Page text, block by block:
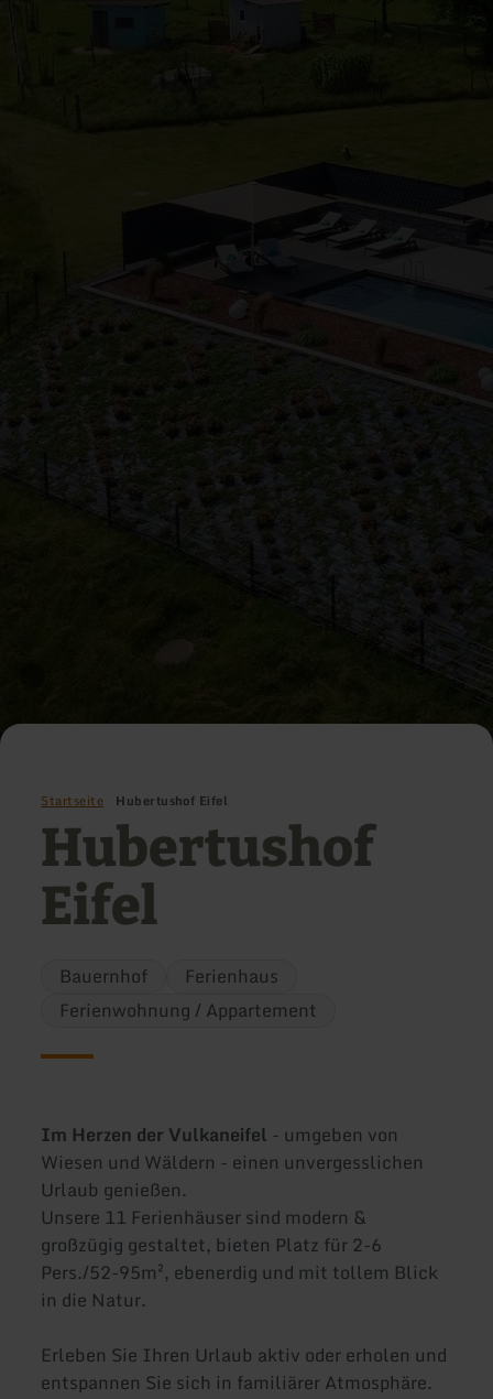
Startseite Hubertushof Eifel
Hubertushof
Eifel
Bauernhof
Ferienhaus
Ferienwohnung / Appartement
Im Herzen der Vulkaneifel - umgeben von
Wiesen und Wäldern - einen unvergesslichen
Urlaub genießen.
Unsere 11 Ferienhäuser sind modern &
großzügig gestaltet, bieten Platz für 2-6
Pers./52-95m², ebenerdig und mit tollem Blick
in die Natur.
Erleben Sie Ihren Urlaub aktiv oder erholen und
entspannen Sie sich in familiärer Atmosphäre.